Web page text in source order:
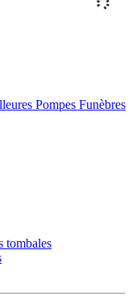
Pompes Funèbres
tombales